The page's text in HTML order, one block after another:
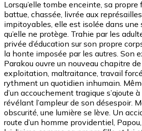
Lorsqu’elle tombe enceinte, sa propre
battue, chassée, livrée aux représailles
impitoyables, elle est isolée dans une
qu’elle ne protège. Trahie par les
privée d’éducation sur son propre
la honte imposée par les autres. Son
Parakou ouvre un nouveau chapitre
exploitation, maltraitance, travail
rythment un quotidien inhumain.
d’un accouchement tragique s’ajoute à
révélant l’ampleur de son désespoir.
obscurité, une lumière se lève. Un
route d’un homme providentiel,